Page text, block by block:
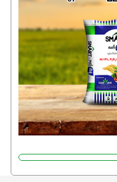
မှုကို အားပေးကာ သီး
ပြီး အစာချက်လုပ်မှု
ကြီးထွားမှုကို တိုးမြ
သင့်တော်တဲ့
ဖွဲ့စည်းတည်ဆောက်မှု
တယ်။ ဒါ့အပြင် ပန်းပွ
လုပ်ငန်းစဉ်များကို
Potassium 8%က